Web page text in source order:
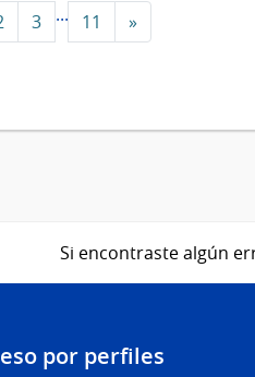
3 ... 11 »
Si encontraste algún
por perfiles